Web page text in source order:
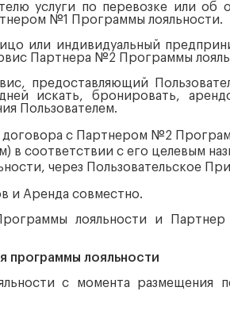
услуги по перевозке или об
№1 Программы лояльности.
или индивидуальный
Партнера №2 Программы
предоставляющий
искать, бронировать,
Пользователем.
договора с Партнером №2
соответствии с его целевым
через Пользовательское
и Аренда совместно.
лояльности и
программы лояльности
с момента размещения